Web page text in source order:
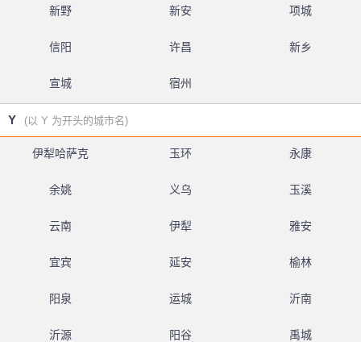
新野 新安 项城
信阳 许昌 新乡
宣城 宿州
Y (以 Y 为开头的城市名)
伊犁哈萨克 玉环 永康
余姚 义乌 玉溪
云南 伊犁 雅安
宜宾 延安 榆林
阳泉 运城 沂南
沂源 阳谷 禹城